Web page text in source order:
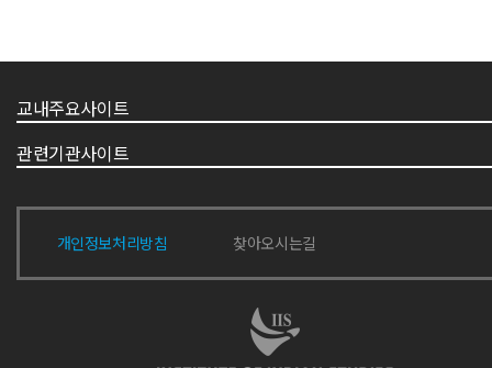
교내주요사이트
관련기관사이트
개인정보처리방침 찾아오시는길